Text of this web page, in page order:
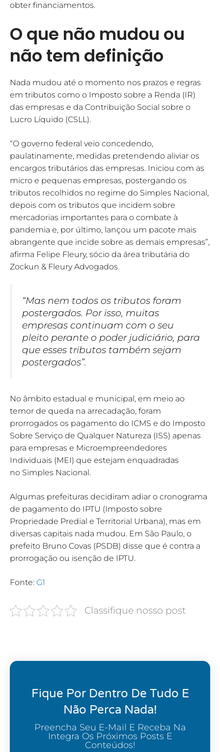
obter financiamentos.
O que não mudou ou
não tem definição
Nada mudou até o momento nos prazos e regras
em tributos como o Imposto sobre a Renda (IR)
das empresas e da Contribuição Social sobre o
Lucro Líquido (CSLL).
“O governo federal veio concedendo,
paulatinamente, medidas pretendendo aliviar os
encargos tributários das empresas. Iniciou com as
micro e pequenas empresas, postergando os
tributos recolhidos no regime do Simples Nacional,
depois com os tributos que incidem sobre
mercadorias importantes para o combate à
pandemia e, por último, lançou um pacote mais
abrangente que incide sobre as demais empresas”,
afirma Felipe Fleury, sócio da área tributária do
Zockun & Fleury Advogados.
“Mas nem todos os tributos foram
postergados. Por isso, muitas
empresas continuam com o seu
pleito perante o poder judiciário, para
que esses tributos também sejam
postergados”.
No âmbito estadual e municipal, em meio ao
temor de queda na arrecadação, foram
prorrogados os pagamento do ICMS e do Imposto
Sobre Serviço de Qualquer Natureza (ISS) apenas
para empresas e Microempreendedores
Individuais (MEI) que estejam enquadradas
no Simples Nacional.
Algumas prefeituras decidiram adiar o cronograma
de pagamento do IPTU (Imposto sobre
Propriedade Predial e Territorial Urbana), mas em
diversas capitais nada mudou. Em São Paulo, o
prefeito Bruno Covas (PSDB) disse que é contra a
prorrogação ou isenção de IPTU.
Fonte: G1
Classifique nosso post
Fique Por Dentro De Tudo E
Não Perca Nada!
Preencha Seu E-Mail E Receba Na
Integra Os Próximos Posts E
Conteúdos!